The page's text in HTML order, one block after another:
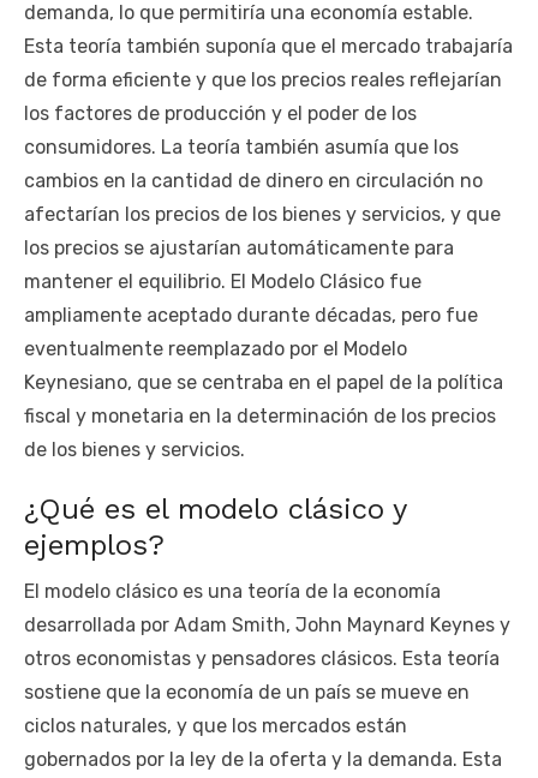
demanda, lo que permitiría una economía estable.
Esta teoría también suponía que el mercado trabajaría
de forma eficiente y que los precios reales reflejarían
los factores de producción y el poder de los
consumidores. La teoría también asumía que los
cambios en la cantidad de dinero en circulación no
afectarían los precios de los bienes y servicios, y que
los precios se ajustarían automáticamente para
mantener el equilibrio. El Modelo Clásico fue
ampliamente aceptado durante décadas, pero fue
eventualmente reemplazado por el Modelo
Keynesiano, que se centraba en el papel de la política
fiscal y monetaria en la determinación de los precios
de los bienes y servicios.
¿Qué es el modelo clásico y
ejemplos?
El modelo clásico es una teoría de la economía
desarrollada por Adam Smith, John Maynard Keynes y
otros economistas y pensadores clásicos. Esta teoría
sostiene que la economía de un país se mueve en
ciclos naturales, y que los mercados están
gobernados por la ley de la oferta y la demanda. Esta